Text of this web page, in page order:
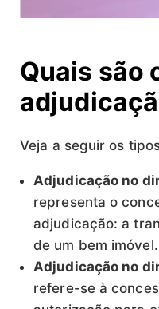
Quais são
Veja a seguir os
Adjudicação no
representa o
adjudicação: a
de um bem imóvel.
Adjudicação no
refere-se à